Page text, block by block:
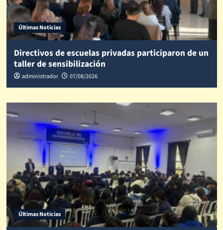
Últimas Noticias
Directivos de escuelas privadas participaron de un
taller de sensibilización
administrador 07/08/2026
Últimas Noticias